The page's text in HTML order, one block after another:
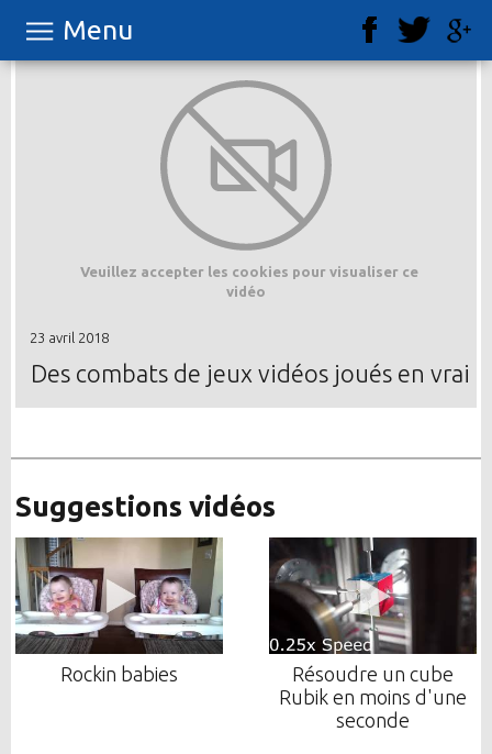
Menu
Veuillez accepter les cookies pour visualiser ce
vidéo
23 avril 2018
Des combats de jeux vidéos joués en vrai
Suggestions vidéos
Rockin babies
Résoudre un cube
Rubik en moins d'une
seconde